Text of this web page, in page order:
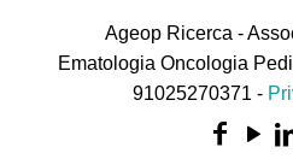
Ageop Ricerca -
Ematologia Oncologia
91025270371 -